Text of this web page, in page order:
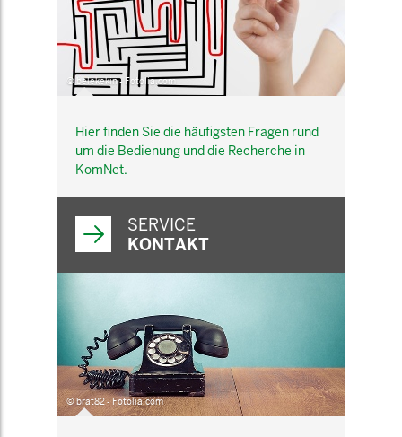
© belekekin - Fotolia.com
Hier finden Sie die häufigsten Fragen rund
um die Bedienung und die Recherche in
KomNet.
SERVICE
KONTAKT
© brat82 - Fotolia.com